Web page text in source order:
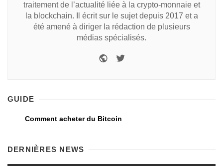
traitement de l’actualité liée à la crypto-monnaie et
la blockchain. Il écrit sur le sujet depuis 2017 et a
été amené à diriger la rédaction de plusieurs
médias spécialisés.
GUIDE
Comment acheter du Bitcoin
DERNIÈRES NEWS